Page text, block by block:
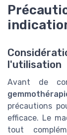
l'utilisation
Avant de
précautions
efficace. Le
tout